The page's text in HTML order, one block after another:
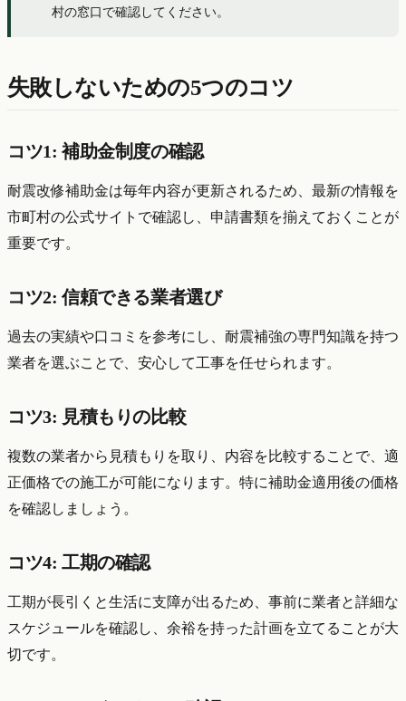
村の窓口で確認してください。
失敗しないための5つのコツ
コツ1: 補助金制度の確認
耐震改修補助金は毎年内容が更新されるため、最新の情報を
市町村の公式サイトで確認し、申請書類を揃えておくことが
重要です。
コツ2: 信頼できる業者選び
過去の実績や口コミを参考にし、耐震補強の専門知識を持つ
業者を選ぶことで、安心して工事を任せられます。
コツ3: 見積もりの比較
複数の業者から見積もりを取り、内容を比較することで、適
正価格での施工が可能になります。特に補助金適用後の価格
を確認しましょう。
コツ4: 工期の確認
工期が長引くと生活に支障が出るため、事前に業者と詳細な
スケジュールを確認し、余裕を持った計画を立てることが大
切です。